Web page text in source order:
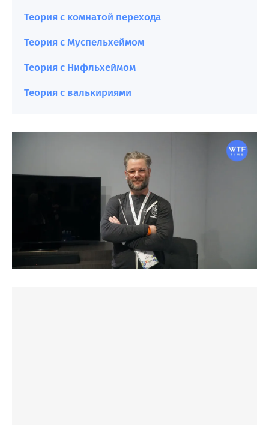
Теория с комнатой перехода
Теория с Муспельхеймом
Теория с Нифльхеймом
Теория с валькириями